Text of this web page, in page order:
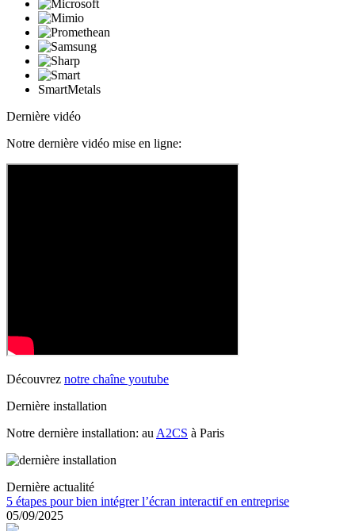
SmartMetals
Dernière vidéo
Notre dernière vidéo mise en ligne:
Découvrez notre chaîne youtube
Dernière installation
Notre dernière installation: au A2CS à Paris
Dernière actualité
5 étapes pour bien intégrer l’écran interactif en entreprise
05/09/2025